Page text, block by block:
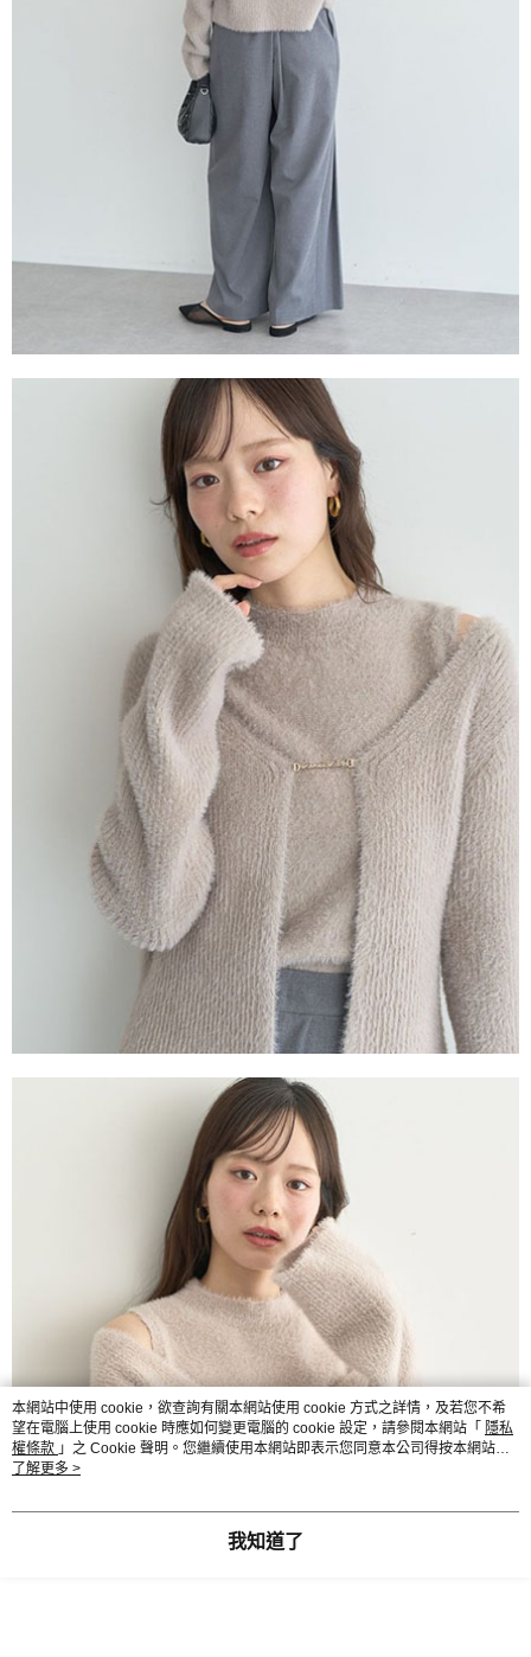
本網站中使用 cookie，欲查詢有關本網站使用 cookie 方式之詳情，及若您不希
望在電腦上使用 cookie 時應如何變更電腦的 cookie 設定，請參閱本網站「 隱私
權條款 」之 Cookie 聲明。您繼續使用本網站即表示您同意本公司得按本網站使
用條款之 Cookie 聲明使用 cookie。
了解更多 >
我知道了